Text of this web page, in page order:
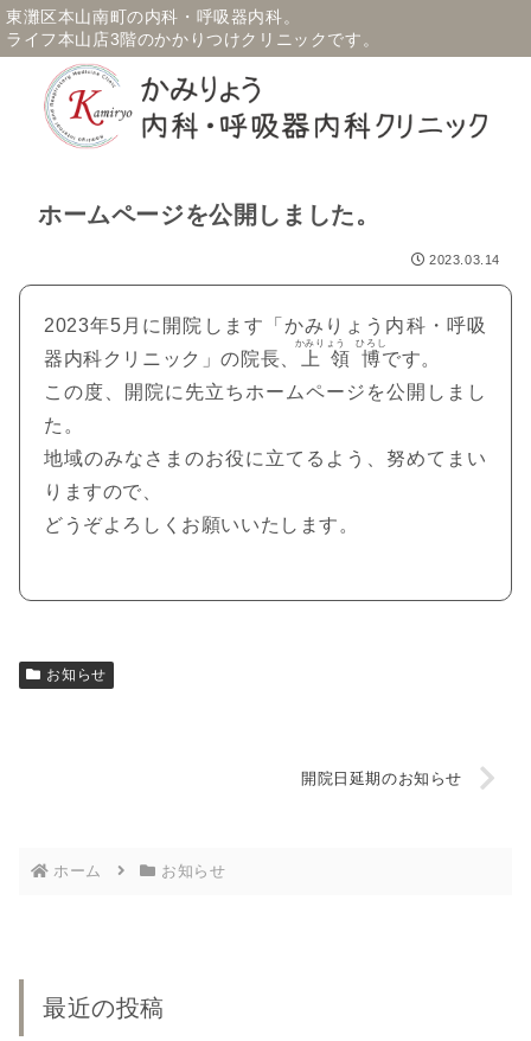
東灘区本山南町の内科・呼吸器内科。
ライフ本山店3階のかかりつけクリニックです。
ホームページを公開しました。
2023.03.14
2023年5月に開院します「かみりょう内科・呼吸
器内科クリニック」の院長、
上領博
かみりょう ひろし
です。
この度、開院に先立ちホームページを公開しまし
た。
地域のみなさまのお役に立てるよう、努めてまい
りますので、
どうぞよろしくお願いいたします。
お知らせ
開院日延期のお知らせ
ホーム お知らせ
最近の投稿